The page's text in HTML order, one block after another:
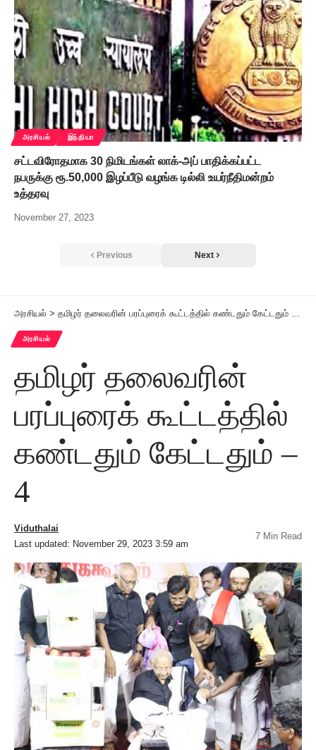
அரசியல் இந்தியா
சட்டவிரோதமாக 30 நிமிடங்கள் லாக்-அப் பாதிக்கப்பட்ட
நபருக்கு ரூ.50,000 இழப்பீடு வழங்க டில்லி உயர்நீதிமன்றம்
உத்தரவு
November 27, 2023
Previous Next
அரசியல் > தமிழர் தலைவரின் பரப்புரைக் கூட்டத்தில் கண்டதும் கேட்டதும் – 4
அரசியல்
தமிழர் தலைவரின்
பரப்புரைக் கூட்டத்தில்
கண்டதும் கேட்டதும் –
4
Last updated: November 29, 2023 3:59 am
Viduthalai
7 Min Read